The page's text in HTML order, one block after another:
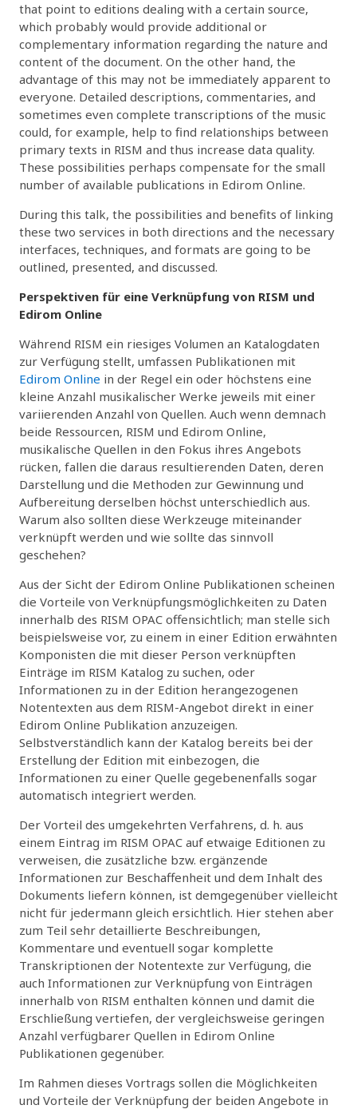
that point to editions dealing with a certain source,
which probably would provide additional or
complementary information regarding the nature and
content of the document. On the other hand, the
advantage of this may not be immediately apparent to
everyone. Detailed descriptions, commentaries, and
sometimes even complete transcriptions of the music
could, for example, help to find relationships between
primary texts in RISM and thus increase data quality.
These possibilities perhaps compensate for the small
number of available publications in Edirom Online.
During this talk, the possibilities and benefits of linking
these two services in both directions and the necessary
interfaces, techniques, and formats are going to be
outlined, presented, and discussed.
Perspektiven für eine Verknüpfung von RISM und
Edirom Online
Während RISM ein riesiges Volumen an Katalogdaten
zur Verfügung stellt, umfassen Publikationen mit
Edirom Online in der Regel ein oder höchstens eine
kleine Anzahl musikalischer Werke jeweils mit einer
variierenden Anzahl von Quellen. Auch wenn demnach
beide Ressourcen, RISM und Edirom Online,
musikalische Quellen in den Fokus ihres Angebots
rücken, fallen die daraus resultierenden Daten, deren
Darstellung und die Methoden zur Gewinnung und
Aufbereitung derselben höchst unterschiedlich aus.
Warum also sollten diese Werkzeuge miteinander
verknüpft werden und wie sollte das sinnvoll
geschehen?
Aus der Sicht der Edirom Online Publikationen scheinen
die Vorteile von Verknüpfungsmöglichkeiten zu Daten
innerhalb des RISM OPAC offensichtlich; man stelle sich
beispielsweise vor, zu einem in einer Edition erwähnten
Komponisten die mit dieser Person verknüpften
Einträge im RISM Katalog zu suchen, oder
Informationen zu in der Edition herangezogenen
Notentexten aus dem RISM-Angebot direkt in einer
Edirom Online Publikation anzuzeigen.
Selbstverständlich kann der Katalog bereits bei der
Erstellung der Edition mit einbezogen, die
Informationen zu einer Quelle gegebenenfalls sogar
automatisch integriert werden.
Der Vorteil des umgekehrten Verfahrens, d. h. aus
einem Eintrag im RISM OPAC auf etwaige Editionen zu
verweisen, die zusätzliche bzw. ergänzende
Informationen zur Beschaffenheit und dem Inhalt des
Dokuments liefern können, ist demgegenüber vielleicht
nicht für jedermann gleich ersichtlich. Hier stehen aber
zum Teil sehr detaillierte Beschreibungen,
Kommentare und eventuell sogar komplette
Transkriptionen der Notentexte zur Verfügung, die
auch Informationen zur Verknüpfung von Einträgen
innerhalb von RISM enthalten können und damit die
Erschließung vertiefen, der vergleichsweise geringen
Anzahl verfügbarer Quellen in Edirom Online
Publikationen gegenüber.
Im Rahmen dieses Vortrags sollen die Möglichkeiten
und Vorteile der Verknüpfung der beiden Angebote in